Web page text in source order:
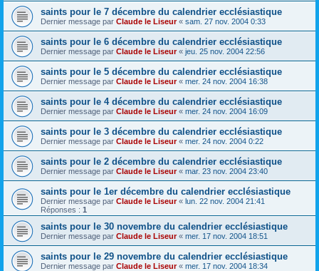
saints pour le 7 décembre du calendrier ecclésiastique
Dernier message par Claude le Liseur« sam. 27 nov. 2004 0:33
saints pour le 6 décembre du calendrier ecclésiastique
Dernier message par Claude le Liseur« jeu. 25 nov. 2004 22:56
saints pour le 5 décembre du calendrier ecclésiastique
Dernier message par Claude le Liseur« mer. 24 nov. 2004 16:38
saints pour le 4 décembre du calendrier ecclésiastique
Dernier message par Claude le Liseur« mer. 24 nov. 2004 16:09
saints pour le 3 décembre du calendrier ecclésiastique
Dernier message par Claude le Liseur« mer. 24 nov. 2004 0:22
saints pour le 2 décembre du calendrier ecclésiastique
Dernier message par Claude le Liseur« mar. 23 nov. 2004 23:40
saints pour le 1er décembre du calendrier ecclésiastique
Dernier message par Claude le Liseur« lun. 22 nov. 2004 21:41
Réponses : 1
saints pour le 30 novembre du calendrier ecclésiastique
Dernier message par Claude le Liseur« mer. 17 nov. 2004 18:51
saints pour le 29 novembre du calendrier ecclésiastique
Dernier message par Claude le Liseur« mer. 17 nov. 2004 18:34